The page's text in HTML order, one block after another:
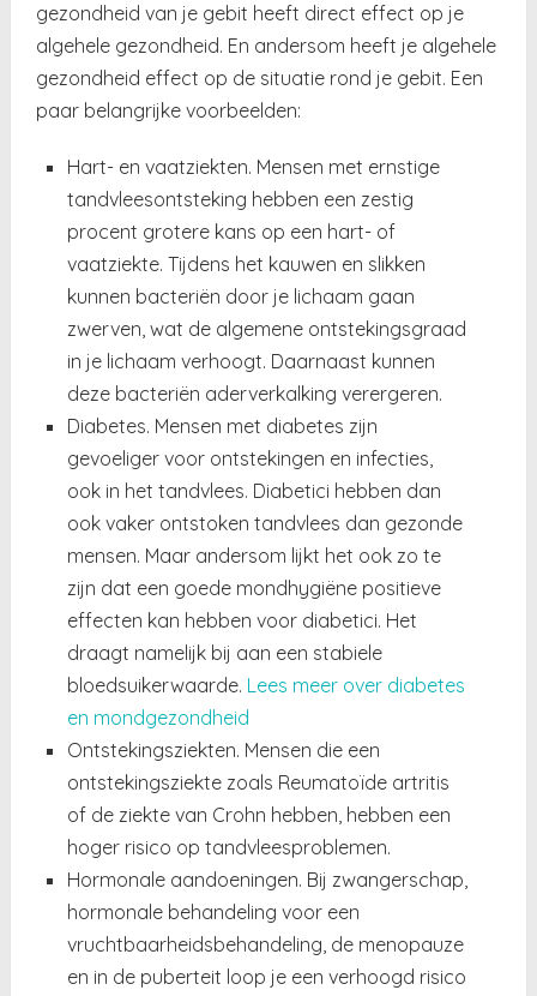
gezondheid van je gebit heeft direct effect op je
algehele gezondheid. En andersom heeft je algehele
gezondheid effect op de situatie rond je gebit. Een
paar belangrijke voorbeelden:
Hart- en vaatziekten. Mensen met ernstige
tandvleesontsteking hebben een zestig
procent grotere kans op een hart- of
vaatziekte. Tijdens het kauwen en slikken
kunnen bacteriën door je lichaam gaan
zwerven, wat de algemene ontstekingsgraad
in je lichaam verhoogt. Daarnaast kunnen
deze bacteriën aderverkalking verergeren.
Diabetes. Mensen met diabetes zijn
gevoeliger voor ontstekingen en infecties,
ook in het tandvlees. Diabetici hebben dan
ook vaker ontstoken tandvlees dan gezonde
mensen. Maar andersom lijkt het ook zo te
zijn dat een goede mondhygiëne positieve
effecten kan hebben voor diabetici. Het
draagt namelijk bij aan een stabiele
bloedsuikerwaarde. Lees meer over diabetes
en mondgezondheid
Ontstekingsziekten. Mensen die een
ontstekingsziekte zoals Reumatoïde artritis
of de ziekte van Crohn hebben, hebben een
hoger risico op tandvleesproblemen.
Hormonale aandoeningen. Bij zwangerschap,
hormonale behandeling voor een
vruchtbaarheidsbehandeling, de menopauze
en in de puberteit loop je een verhoogd risico